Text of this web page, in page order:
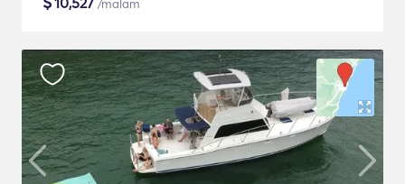
/malam